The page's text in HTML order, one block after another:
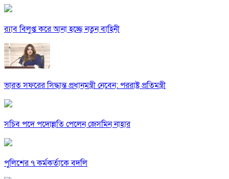
র‍্যাব বিলুপ্ত করে আনা হচ্ছে নতুন বাহিনী
ভারত সফরের সিদ্ধান্ত প্রধানমন্ত্রী নেবেন: পররাষ্ট্র প্রতিমন্ত্রী
সচিব পদে পদোন্নতি পেলেন জেসমিন নাহার
পুলিশের ৭ কর্মকর্তাকে বদলি